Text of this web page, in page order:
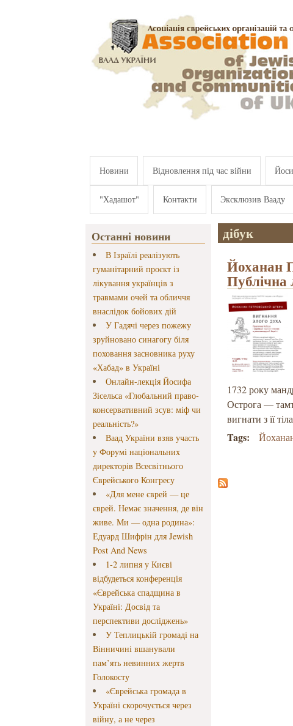
Новини Відновлення під час війни
"Хадашот" Контакти Эксклюзив Вааду
Останні новини
В Ізраїлі реалізують
гуманітарний проєкт із
лікування українців з
травмами очей та обличчя
внаслідок бойових дій
У Гадячі через пожежу
зруйновано синагогу біля
поховання засновника руху
«Хабад» в Україні
Онлайн-лекція Йосифа
Зісельса «Глобальний право-
консервативний зсув: міф чи
реальність?»
Ваад України взяв участь
у Форумі національних
директорів Всесвітнього
Єврейського Конгресу
«Для мене єврей — це
єврей. Немає значення, де він
живе. Ми — одна родина»:
Едуард Шифрін для Jewish
Post And News
1-2 липня у Києві
відбудеться конференція
«Єврейська спадщина в
Україні: Досвід та
перспективи досліджень»
У Теплицькій громаді на
Вінничині вшанували
пам’ять невинних жертв
Голокосту
«Єврейська громада в
Україні скорочується через
війну, а не через
дібук
Йоханан
Публічна
1732 року
Острога —
вигнати з її
Tags: